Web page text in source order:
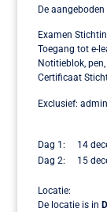
De
Examen
Toegang tot e-
Notitieblok,
Certificaat
Exclusief:
Dag 1: 14
Dag 2: 15
Locatie:
De locatie is in